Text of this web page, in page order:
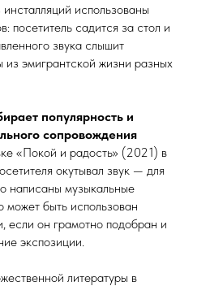
использованы
посетитель садится за стол и
звука слышит
из эмигрантской жизни разных
популярность и
сопровождения
«Покой и радость» (2021) в
окутывал звук — для
написаны музыкальные
быть использован
если он грамотно подобран и
экспозиции.
литературы в